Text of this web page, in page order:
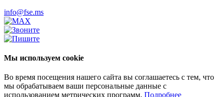
info@fse.ms
Мы используем cookie
Во время посещения нашего сайта вы соглашаетесь с тем, что
мы обрабатываем ваши персональные данные с
использованием метрических программ. Подробнее